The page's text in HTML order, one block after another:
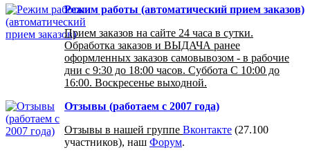
Режим работы (автоматический прием заказов)
Прием заказов на сайте 24 часа в сутки.
Обработка заказов и ВЫДАЧА ранее
оформленных заказов самовывозом - в рабочие
дни с 9:30 до 18:00 часов. Суббота С 10:00 до
16:00. Воскресенье выходной.
Отзывы (работаем с 2007 года)
Отзывы в нашей группе Вконтакте (27.100
участников), наш Форум.